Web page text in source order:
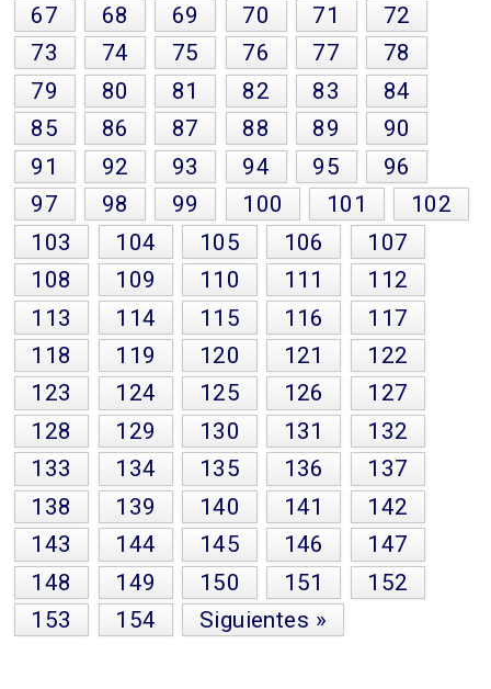
67
68 69 70 71
72
73
74 75 76 77
78
79
80 81 82 83
84
85
86 87 88 89
90
91
92 93 94 95
96
97
98 99 100 101
102
103
104 105 106
107
108
109 110 111
112
113
114 115 116
117
118
119 120 121
122
123
124 125 126
127
128
129 130 131
132
133
134 135 136
137
138
139 140 141
142
143
144 145 146
147
148
149 150 151
152
153
154 Siguientes »